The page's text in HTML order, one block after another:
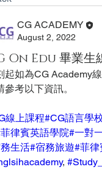
CG ACADEMY
August 2, 2022
On Edu 畢業生
起如為CG Academy
參考以下資訊。
線上課程#CG語言學
律賓英語學院#一對
生活#宿務旅遊#菲律
,